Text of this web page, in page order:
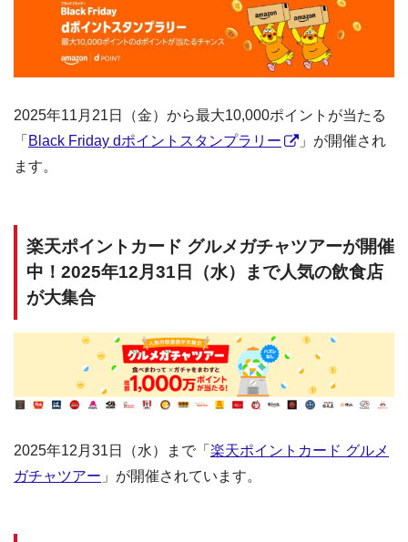
2025年11月21日（金）から最大10,000ポイントが当たる
「 Black Friday dポイントスタンプラリー
」が開催され
ます。
楽天ポイントカード グルメガチャツアーが開催
中！2025年12月31日（水）まで人気の飲食店
が大集合
2025年12月31日（水）まで「 楽天ポイントカード グルメ
ガチャツアー 」が開催されています。